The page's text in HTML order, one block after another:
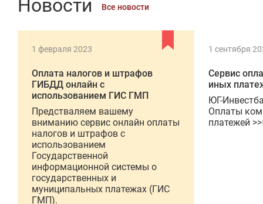
Новости Все новости
1 февраля 2023
Оплата налогов и штрафов
ГИБДД онлайн с
использованием ГИС ГМП
Предстваляем вашему
вниманию сервис онлайн оплаты
налогов и штрафов с
использованием
Государственной
информационной системы о
государственных и
муниципальных платежах (ГИС
ГМП).
1 сентября
Сервис
иных
ЮГ-
Оплаты
платежей